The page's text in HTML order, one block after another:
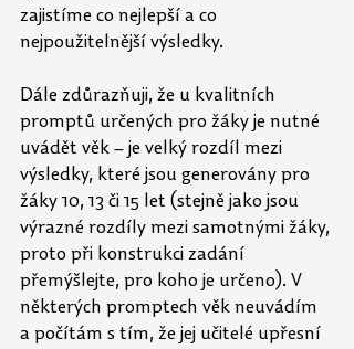
zajistíme co nejlepší a co
nejpoužitelnější výsledky.
Dále zdůrazňuji, že u kvalitních
promptů určených pro žáky je nutné
uvádět věk – je velký rozdíl mezi
výsledky, které jsou generovány pro
žáky 10, 13 či 15 let (stejně jako jsou
výrazné rozdíly mezi samotnými žáky,
proto při konstrukci zadání
přemýšlejte, pro koho je určeno). V
některých promptech věk neuvádím
a počítám s tím, že jej učitelé upřesní